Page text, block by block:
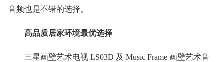
音频也是不错的选择。
高品质居家环境最优选择
三星画壁艺术电视 LS03D 及 Music Frame 画壁艺术音